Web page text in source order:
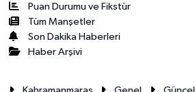
Puan Durumu ve Fikstür
Tüm Manşetler
Son Dakika Haberleri
Haber Arşivi